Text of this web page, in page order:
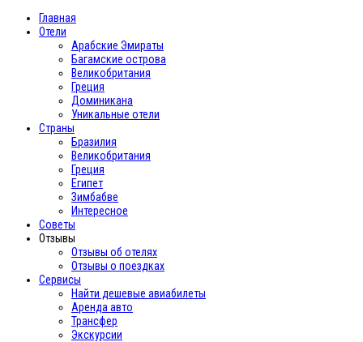
Главная
Отели
Арабские Эмираты
Багамские острова
Великобритания
Греция
Доминикана
Уникальные отели
Страны
Бразилия
Великобритания
Греция
Египет
Зимбабве
Интересное
Cоветы
Отзывы
Отзывы об отелях
Отзывы о поездках
Сервисы
Найти дешевые авиабилеты
Аренда авто
Трансфер
Экскурсии